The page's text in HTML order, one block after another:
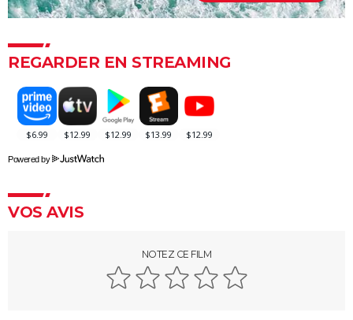
REGARDER EN STREAMING
Powered by
VOS AVIS
NOTEZ CE FILM